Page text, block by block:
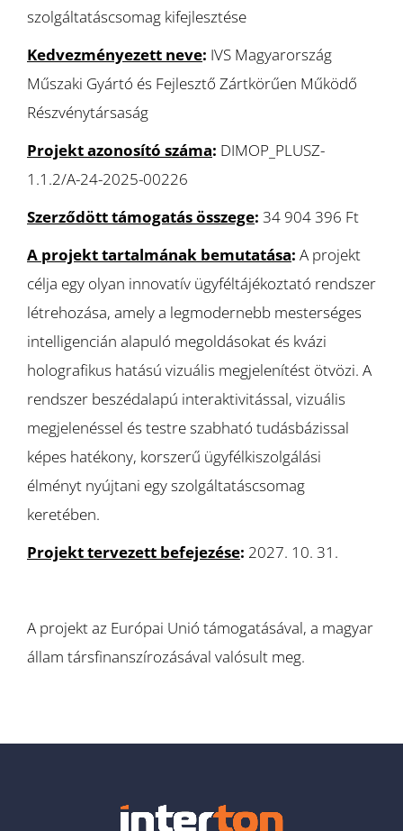
szolgáltatáscsomag kifejlesztése
Kedvezményezett neve: IVS Magyarország
Műszaki Gyártó és Fejlesztő Zártkörűen Működő
Részvénytársaság
Projekt azonosító száma: DIMOP_PLUSZ-
1.1.2/A-24-2025-00226
Szerződött támogatás összege: 34 904 396 Ft
A projekt tartalmának bemutatása: A projekt
célja egy olyan innovatív ügyféltájékoztató rendszer
létrehozása, amely a legmodernebb mesterséges
intelligencián alapuló megoldásokat és kvázi
holografikus hatású vizuális megjelenítést ötvözi. A
rendszer beszédalapú interaktivitással, vizuális
megjelenéssel és testre szabható tudásbázissal
képes hatékony, korszerű ügyfélkiszolgálási
élményt nyújtani egy szolgáltatáscsomag
keretében.
Projekt tervezett befejezése: 2027. 10. 31.
A projekt az Európai Unió támogatásával, a magyar
állam társfinanszírozásával valósult meg.